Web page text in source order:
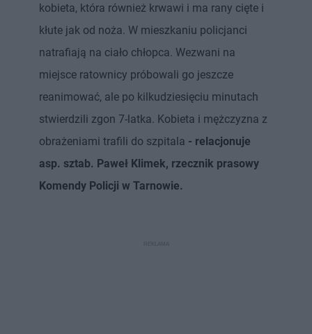
kobieta, która również krwawi i ma rany cięte i
kłute jak od noża. W mieszkaniu policjanci
natrafiają na ciało chłopca. Wezwani na
miejsce ratownicy próbowali go jeszcze
reanimować, ale po kilkudziesięciu minutach
stwierdzili zgon 7-latka. Kobieta i mężczyzna z
obrażeniami trafili do szpitala - relacjonuje
asp. sztab. Paweł Klimek, rzecznik prasowy
Komendy Policji w Tarnowie.